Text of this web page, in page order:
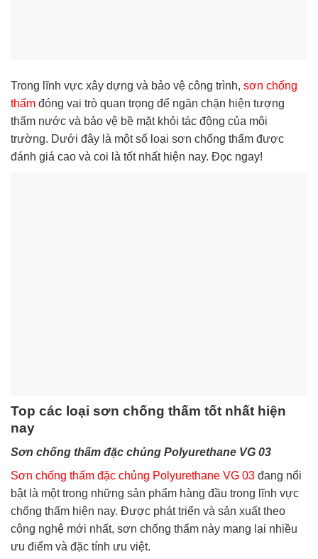
Trong lĩnh vực xây dựng và bảo vệ công trình, sơn chống
thấm đóng vai trò quan trọng để ngăn chặn hiện tượng
thấm nước và bảo vệ bề mặt khỏi tác động của môi
trường. Dưới đây là một số loại sơn chống thấm được
đánh giá cao và coi là tốt nhất hiện nay. Đọc ngay!
Top các loại sơn chống thấm tốt nhất hiện
nay
Sơn chống thấm đặc chủng Polyurethane VG 03
Sơn chống thấm đặc chủng Polyurethane VG 03 đang nổi
bật là một trong những sản phẩm hàng đầu trong lĩnh vực
chống thấm hiện nay. Được phát triển và sản xuất theo
công nghệ mới nhất, sơn chống thấm này mang lại nhiều
ưu điểm và đặc tính ưu việt.